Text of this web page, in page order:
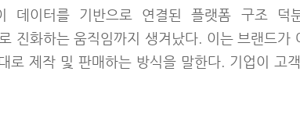
데이터를 기반으로 연결된 플랫폼 구조 덕
화하는 움직임까지 생겨났다. 이는 브랜드가
로 제작 및 판매하는 방식을 말한다. 기업이 고